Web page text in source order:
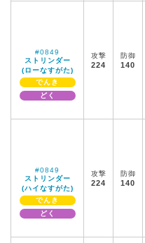
#0849
ストリンダー
(ローなすがた)
でんき
どく
攻撃
224
防御
140
#0849
ストリンダー
(ハイなすがた)
でんき
どく
攻撃
224
防御
140